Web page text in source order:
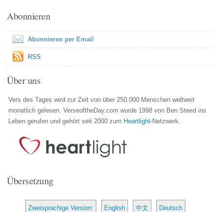
Abonnieren
Abonnieren per Email
RSS
Über uns
Vers des Tages wird zur Zeit von über 250.000 Menschen weltweit
monatlich gelesen. VerseoftheDay.com wurde 1998 von Ben Steed ins
Leben gerufen und gehört seit 2000 zum Heartlight-Netzwerk.
Übersetzung
Zweisprachige Version:
English 中文 Deutsch